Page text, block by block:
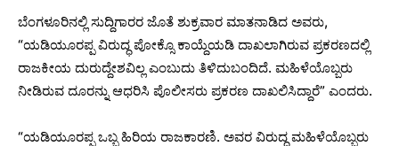
ಬೆಂಗಳೂರಿನಲ್ಲಿ ಸುದ್ದಿಗಾರರ ಜೊತೆ ಶುಕ್ರವಾರ ಮಾತನಾಡಿದ ಅವರು,
“ಯಡಿಯೂರಪ್ಪ ವಿರುದ್ಧ ಪೋಕ್ಸೊ ಕಾಯ್ದೆಯಡಿ ದಾಖಲಾಗಿರುವ ಪ್ರಕರಣದಲ್ಲಿ
ರಾಜಕೀಯ ದುರುದ್ದೇಶವಿಲ್ಲ ಎಂಬುದು ತಿಳಿದುಬಂದಿದೆ. ಮಹಿಳೆಯೊಬ್ಬರು
ನೀಡಿರುವ ದೂರನ್ನು ಆಧರಿಸಿ ಪೊಲೀಸರು ಪ್ರಕರಣ ದಾಖಲಿಸಿದ್ದಾರೆ” ಎಂದರು.
“ಯಡಿಯೂರಪ್ಪ ಒಬ್ಬ ಹಿರಿಯ ರಾಜಕಾರಣಿ. ಅವರ ವಿರುದ್ಧ ಮಹಿಳೆಯೊಬ್ಬರು